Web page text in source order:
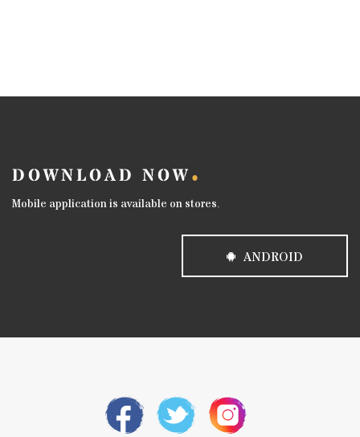
DOWNLOAD NOW
Mobile application is available on stores.
ANDROID